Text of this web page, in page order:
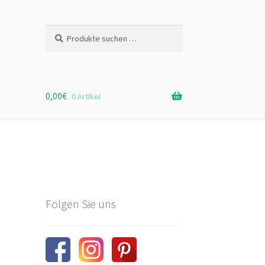
nach:
0,00€ 0 Artikel
Folgen Sie uns